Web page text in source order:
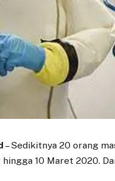
– Sedikitnya 20 orang
10 Maret 2020.